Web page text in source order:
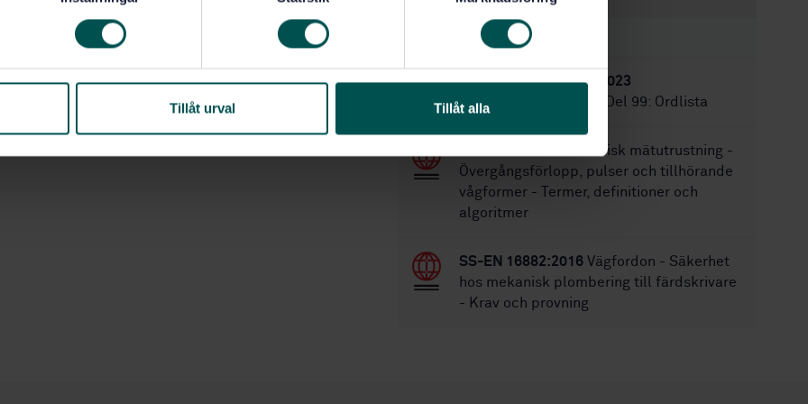
Tillåt urval Tillåt alla
STANDARDER
SS-EN IEC 61869-99:2023
Mättransformatorer - Del 99: Ordlista
Elektronisk mätutrustning -
Övergångsförlopp, pulser och tillhörande
vågformer - Termer, definitioner och
algoritmer
SS-EN 16882:2016 Vägfordon - Säkerhet
hos mekanisk plombering till färdskrivare
- Krav och provning